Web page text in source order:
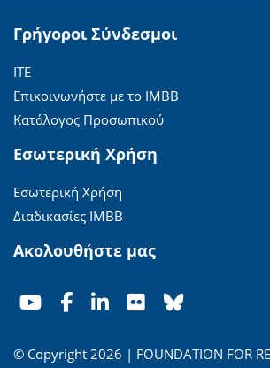
Γρήγοροι Σύνδεσμοι
ΙΤΕ
Επικοινωνήστε με το ΙΜΒΒ
Κατάλογος Προσωπικού
Εσωτερική Χρήση
Εσωτερική Χρήση
Διαδικασίες ΙΜΒΒ
Ακολουθήστε μας
© Copyright 2026 | FOUNDATION FOR